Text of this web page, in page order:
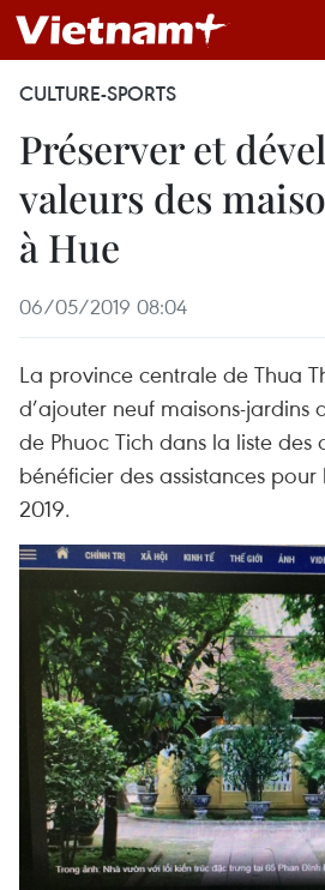
CULTURE-SPORTS
Préserver et
valeurs des
à Hue
06/05/2019 08:04
La province centrale de Thua
d’ajouter neuf maisons-jardins
de Phuoc Tich dans la liste des
bénéficier des assistances
2019.